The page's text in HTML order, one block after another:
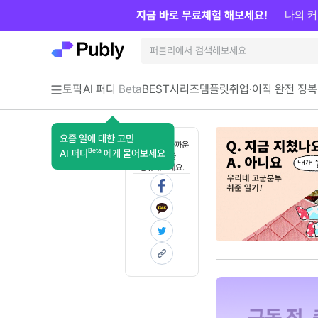
토픽AI 퍼디 Beta
요즘 일에 대한 고민
AI 퍼디 Beta 에게 물어보세요
BEST시리즈템플릿취업·이직 완전 정복
지금 바로 무료체험 해보세요! 나의
혼자 보기 아까운
콘텐츠를
공유해보세요.